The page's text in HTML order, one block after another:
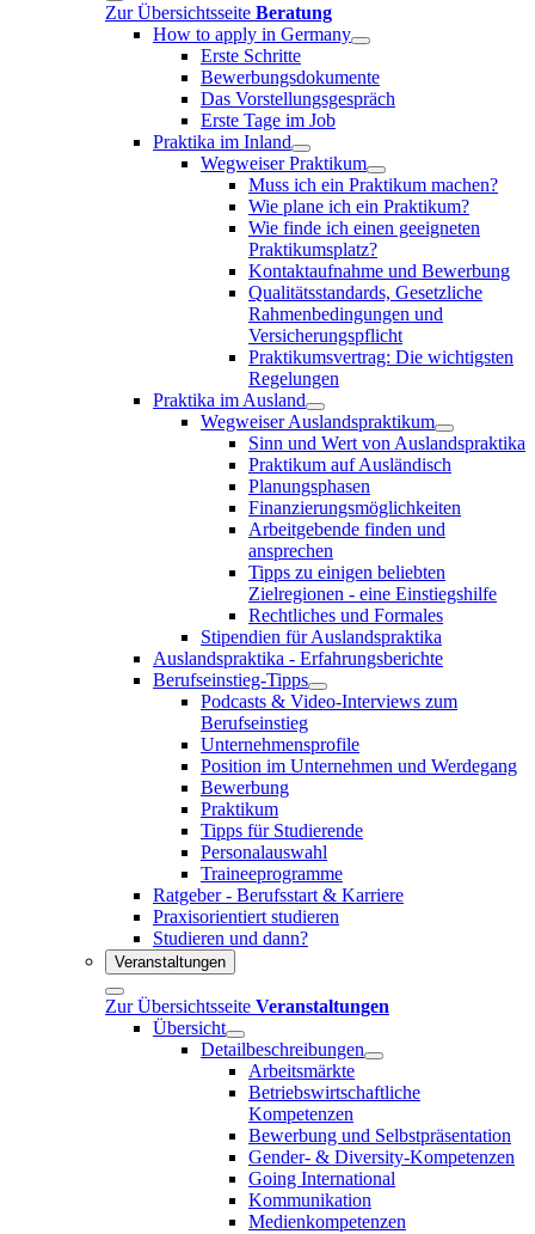
Zur Übersichtsseite Beratung
How to apply in Germany
Erste Schritte
Bewerbungsdokumente
Das Vorstellungsgespräch
Erste Tage im Job
Praktika im Inland
Wegweiser Praktikum
Muss ich ein Praktikum machen?
Wie plane ich ein Praktikum?
Wie finde ich einen geeigneten
Praktikumsplatz?
Kontaktaufnahme und Bewerbung
Qualitätsstandards, Gesetzliche
Rahmenbedingungen und
Versicherungspflicht
Praktikumsvertrag: Die wichtigsten
Regelungen
Praktika im Ausland
Wegweiser Auslandspraktikum
Sinn und Wert von Auslandspraktika
Praktikum auf Ausländisch
Planungsphasen
Finanzierungsmöglichkeiten
Arbeitgebende finden und
ansprechen
Tipps zu einigen beliebten
Zielregionen - eine Einstiegshilfe
Rechtliches und Formales
Stipendien für Auslandspraktika
Auslandspraktika - Erfahrungsberichte
Berufseinstieg-Tipps
Podcasts & Video-Interviews zum
Berufseinstieg
Unternehmensprofile
Position im Unternehmen und Werdegang
Bewerbung
Praktikum
Tipps für Studierende
Personalauswahl
Traineeprogramme
Ratgeber - Berufsstart & Karriere
Praxisorientiert studieren
Studieren und dann?
Veranstaltungen
Zur Übersichtsseite Veranstaltungen
Übersicht
Detailbeschreibungen
Arbeitsmärkte
Betriebswirtschaftliche
Kompetenzen
Bewerbung und Selbstpräsentation
Gender- & Diversity-Kompetenzen
Going International
Kommunikation
Medienkompetenzen